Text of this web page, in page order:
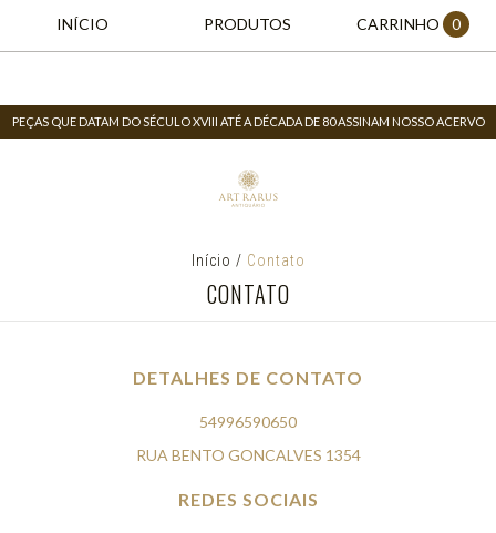
INÍCIO PRODUTOS CARRINHO 0
PEÇAS QUE DATAM DO SÉCULO XVIII ATÉ A DÉCADA DE 80 ASSINAM NOSSO ACERVO
Início / Contato
CONTATO
DETALHES DE CONTATO
54996590650
RUA BENTO GONCALVES 1354
REDES SOCIAIS